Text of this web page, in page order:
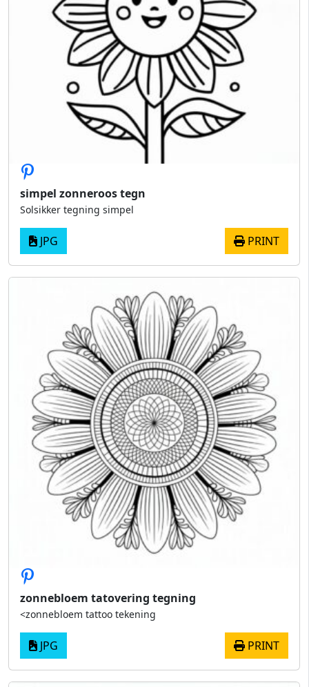
simpel zonneroos tegn
Solsikker tegning simpel
JPG PRINT
zonnebloem tatovering tegning
<zonnebloem tattoo tekening
JPG PRINT